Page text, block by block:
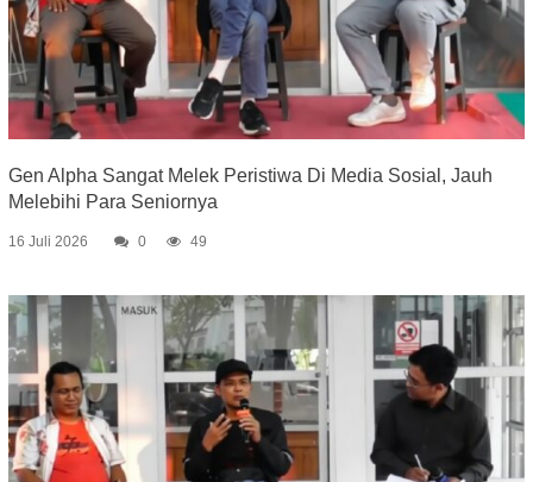
Gen Alpha Sangat Melek Peristiwa Di Media Sosial, Jauh
Melebihi Para Seniornya
16 Juli 2026 0 49